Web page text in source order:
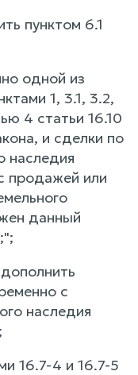
пунктом 6.1
одной из
1, 3.1, 3.2,
4 статьи 16.10
и сделки по
наследия
продажей или
данный
с
наследия
16.7-4 и 16.7-5